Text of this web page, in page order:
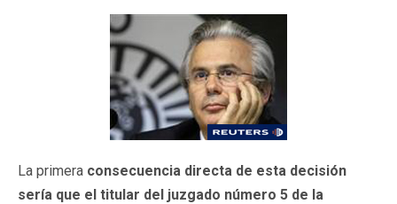
La primera consecuencia directa de esta decisión
sería que el titular del juzgado número 5 de la